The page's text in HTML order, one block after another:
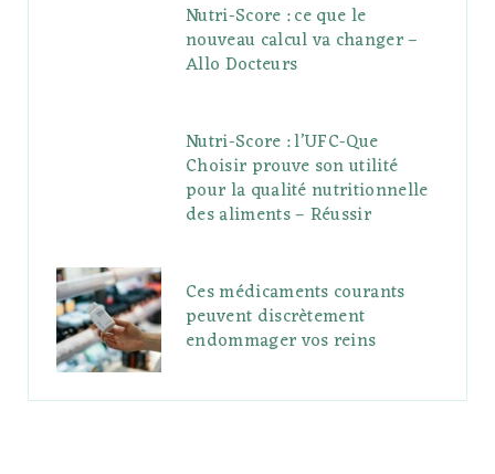
Nutri-Score : ce que le
nouveau calcul va changer –
Allo Docteurs
Nutri-Score : l’UFC-Que
Choisir prouve son utilité
pour la qualité nutritionnelle
des aliments – Réussir
Ces médicaments courants
peuvent discrètement
endommager vos reins